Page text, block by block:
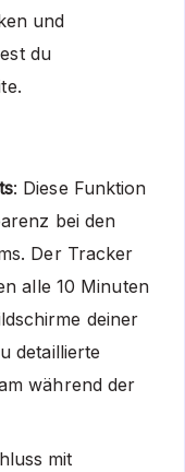
und
du
: Diese Funktion
bei den
Der Tracker
alle 10 Minuten
deiner
detaillierte
während der
mit